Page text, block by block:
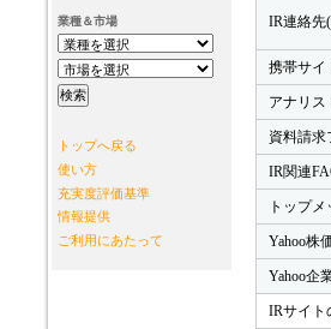
業種＆市場
トップへ戻る
使い方
充実度評価基準
情報提供
ご利用にあたって
IR連絡先
携帯サイ
アナリス
資料請求
IR関連
トップ
Yahoo株
Yahoo企
IRサイト